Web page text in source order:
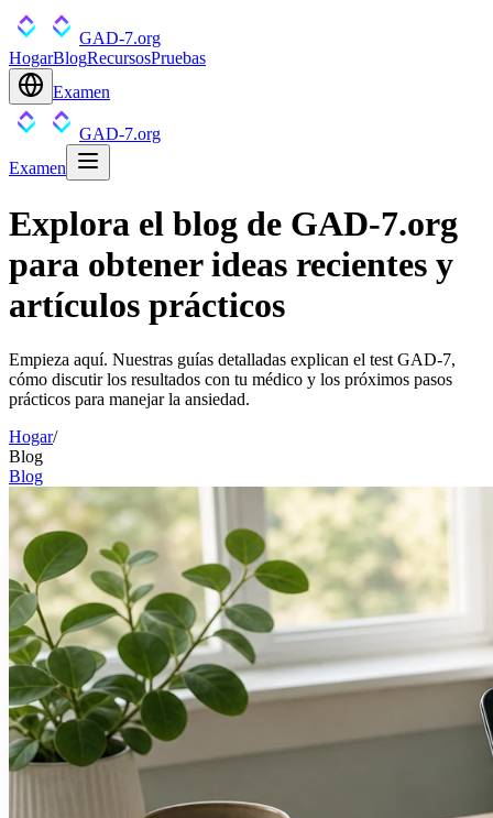
GAD-7.org
HogarBlogRecursosPruebas
Examen
GAD-7.org
Examen
Explora el blog de GAD-7.org
para obtener ideas recientes y
artículos prácticos
Empieza aquí. Nuestras guías detalladas explican el test GAD-7,
cómo discutir los resultados con tu médico y los próximos pasos
prácticos para manejar la ansiedad.
Hogar/
Blog
Blog